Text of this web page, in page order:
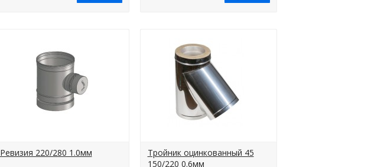
Ревизия 220/280 1.0мм
Тройник оцинкованный 45
150/220 0.6мм